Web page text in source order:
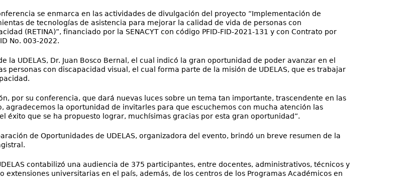
se enmarca en las actividades de divulgación del proyecto “Implementación de
de tecnologías de asistencia para mejorar la calidad de vida de personas con
(RETINA)”, financiado por la SENACYT con código PFID-FID-2021-131 y con Contrato por
No. 003-2022.
UDELAS, Dr. Juan Bosco Bernal, el cual indicó la gran oportunidad de poder avanzar en el
personas con discapacidad visual, el cual forma parte de la misión de UDELAS, que es trabajar
por su conferencia, que dará nuevas luces sobre un tema tan importante, trascendente en las
la oportunidad de invitarles para que escuchemos con mucha atención las
éxito que se ha propuesto lograr, muchísimas gracias por esta gran oportunidad”.
de Oportunidades de UDELAS, organizadora del evento, brindó un breve resumen de la
contabilizó una audiencia de 375 participantes, entre docentes, administrativos, técnicos y
extensiones universitarias en el país, además, de los centros de los Programas Académicos en